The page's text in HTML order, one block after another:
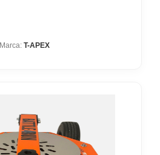
Marca: T-APEX